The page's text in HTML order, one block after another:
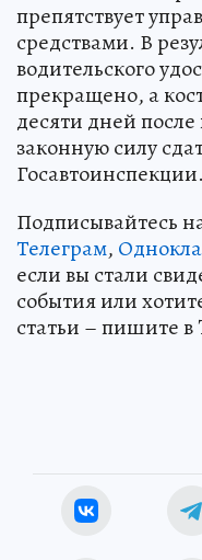
препятствует
средствами. В
водительского
прекращено, а
десяти дней
законную силу
Госавтоинспекции.
Подписывайтесь
Телеграм,
если вы стали
события или
статьи – пишите в